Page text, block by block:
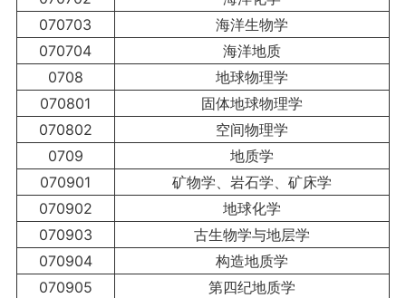
070703
海洋生物学
070704
海洋地质
0708
地球物理学
070801
固体地球物理学
070802
空间物理学
0709
地质学
070901
矿物学、岩石学、矿床学
070902
地球化学
070903
古生物学与地层学
070904
构造地质学
070905
第四纪地质学